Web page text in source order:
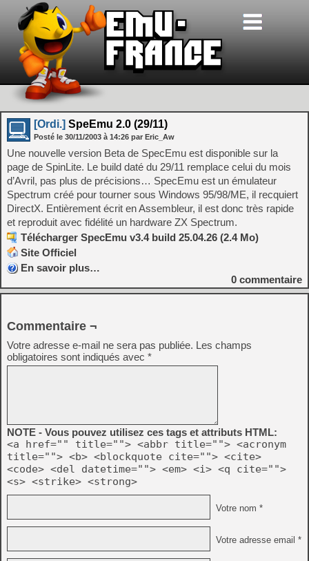
[Ordi.] SpeEmu 2.0 (29/11)
Posté le 30/11/2003 à 14:26 par Eric_Aw
Une nouvelle version Beta de SpecEmu est disponible sur la
page de SpinLite. Le build daté du 29/11 remplace celui du mois
d’Avril, pas plus de précisions… SpecEmu est un émulateur
Spectrum créé pour tourner sous Windows 95/98/ME, il recquiert
DirectX. Entièrement écrit en Assembleur, il est donc très rapide
et reproduit avec fidélité un hardware ZX Spectrum.
Télécharger SpecEmu v3.4 build 25.04.26 (2.4 Mo)
Site Officiel
En savoir plus…
0 commentaire
Commentaire ¬
Votre adresse e-mail ne sera pas publiée. Les champs
obligatoires sont indiqués avec *
NOTE - Vous pouvez utilisez ces tags et attributs HTML:
<a href="" title=""> <abbr title=""> <acronym
title=""> <b> <blockquote cite=""> <cite>
<code> <del datetime=""> <em> <i> <q cite="">
<s> <strike> <strong>
Votre nom *
Votre adresse email *